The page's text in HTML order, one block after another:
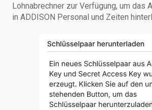
Lohnabrechner zur Verfügung, um das
in ADDISON Personal und Zeiten